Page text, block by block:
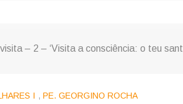
M. P. Silva – 11 – O segundo dia… a
– 2 – ‘Visita a consciência: o teu
I , PE. GEORGINO ROCHA